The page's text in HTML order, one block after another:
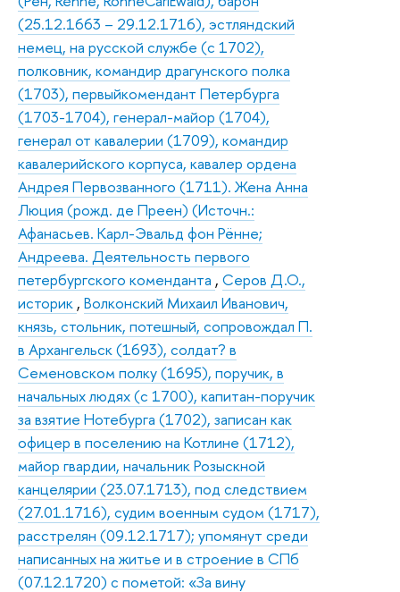
(25.12.1663 – 29.12.1716), эстляндский
немец, на русской службе (с 1702),
полковник, командир драгунского полка
(1703), первыйкомендант Петербурга
(1703-1704), генерал-майор (1704),
генерал от кавалерии (1709), командир
кавалерийского корпуса, кавалер ордена
Андрея Первозванного (1711). Жена Анна
Люция (рожд. де Преен) (Источн.:
Афанасьев. Карл-Эвальд фон Рённе;
Андреева. Деятельность первого
петербургского коменданта , Серов Д.О.,
историк , Волконский Михаил Иванович,
князь, стольник, потешный, сопровождал П.
в Архангельск (1693), солдат? в
Семеновском полку (1695), поручик, в
начальных людях (с 1700), капитан-поручик
за взятие Нотебурга (1702), записан как
офицер в поселению на Котлине (1712),
майор гвардии, начальник Розыскной
канцелярии (23.07.1713), под следствием
(27.01.1716), судим военным судом (1717),
расстрелян (09.12.1717); упомянут среди
написанных на житье и в строение в СПб
(07.12.1720) с пометой: «За вину